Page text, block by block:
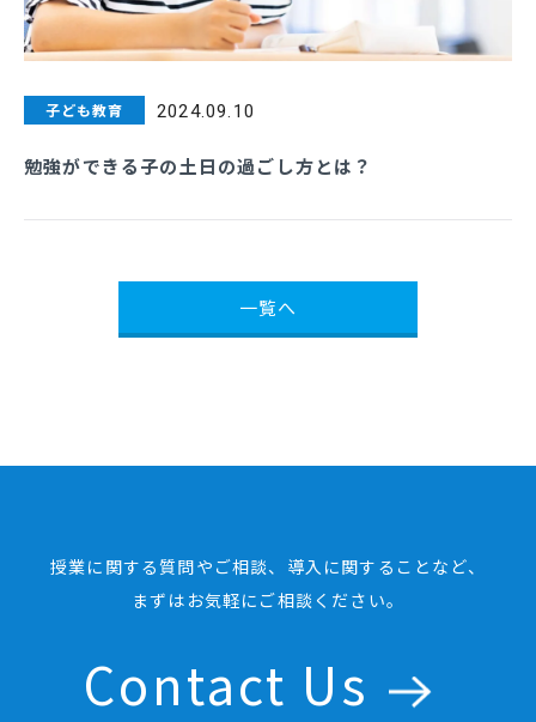
子ども教育 2024.09.10
勉強ができる子の土日の過ごし方とは？
一覧へ
授業に関する質問やご相談、導入に関することなど、
まずはお気軽にご相談ください。
Contact Us